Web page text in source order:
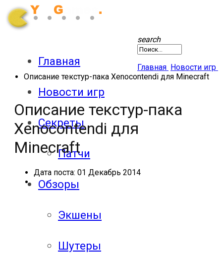
Главная
Новости игр
Секреты
Патчи
Обзоры
Экшены
Шутеры
search
Главная Новости игр
Описание текстур-пака Xenocontendi для Minecraft
Описание текстур-пака
Xenocontendi для
Minecraft
Дата поста: 01 Декабрь 2014